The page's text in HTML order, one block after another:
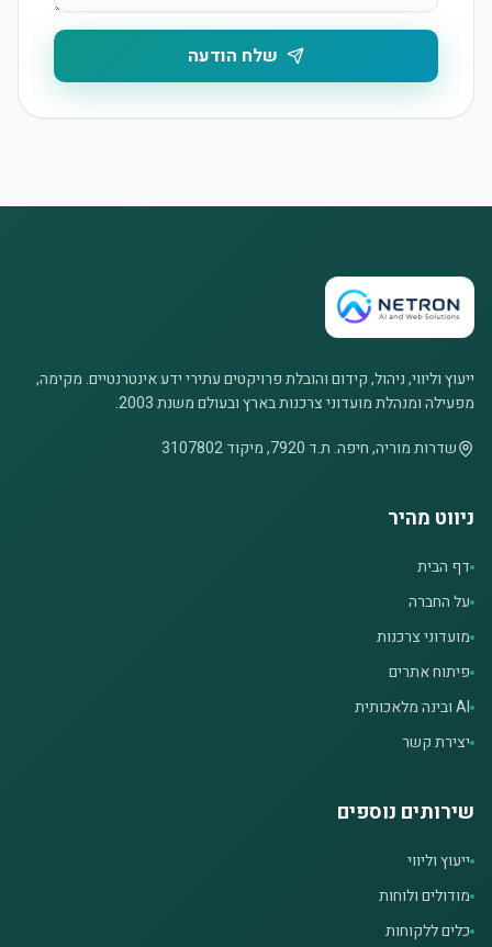
שלח הודעה
ייעוץ וליווי, ניהול, קידום והובלת פרויקטים עתירי ידע אינטרנטיים. מקימה,
מפעילה ומנהלת מועדוני צרכנות בארץ ובעולם משנת 2003.
שדרות מוריה, חיפה. ת.ד 7920, מיקוד 3107802
ניווט מהיר
דף הבית
על החברה
מועדוני צרכנות
פיתוח אתרים
AI ובינה מלאכותית
יצירת קשר
שירותים נוספים
ייעוץ וליווי
מודולים ולוחות
כלים ללקוחות